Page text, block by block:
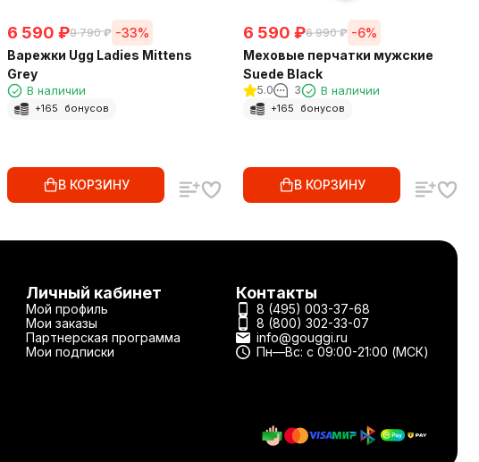
6 590 ₽9 790 ₽ -33%
Варежки Ugg Ladies Mittens
Grey
В наличии
+165 бонусов
В КОРЗИНУ
6 590 ₽6 990 ₽ -6%
Меховые перчатки мужские
Suede Black
5.0 3 В наличии
+165 бонусов
В КОРЗИНУ
Личный кабинет
Мой профиль
Мои заказы
Партнерская программа
Мои подписки
Контакты
8 (495) 003-37-68
8 (800) 302-33-07
info@gouggi.ru
Пн—Вс: с 09:00-21:00 (МСК)